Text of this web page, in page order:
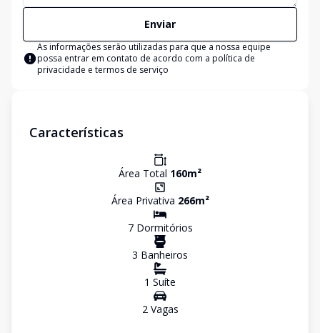
Enviar
As informações serão utilizadas para que a nossa equipe
possa entrar em contato de acordo com a política de
privacidade e termos de serviço
Características
Área Total 160m²
Área Privativa 266m²
7Dormitórios
3 Banheiros
1 Suíte
2Vagas